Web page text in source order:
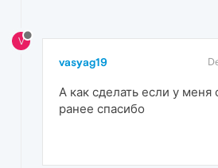
V
vasyag19
А как сделать если у меня
ранее спасибо